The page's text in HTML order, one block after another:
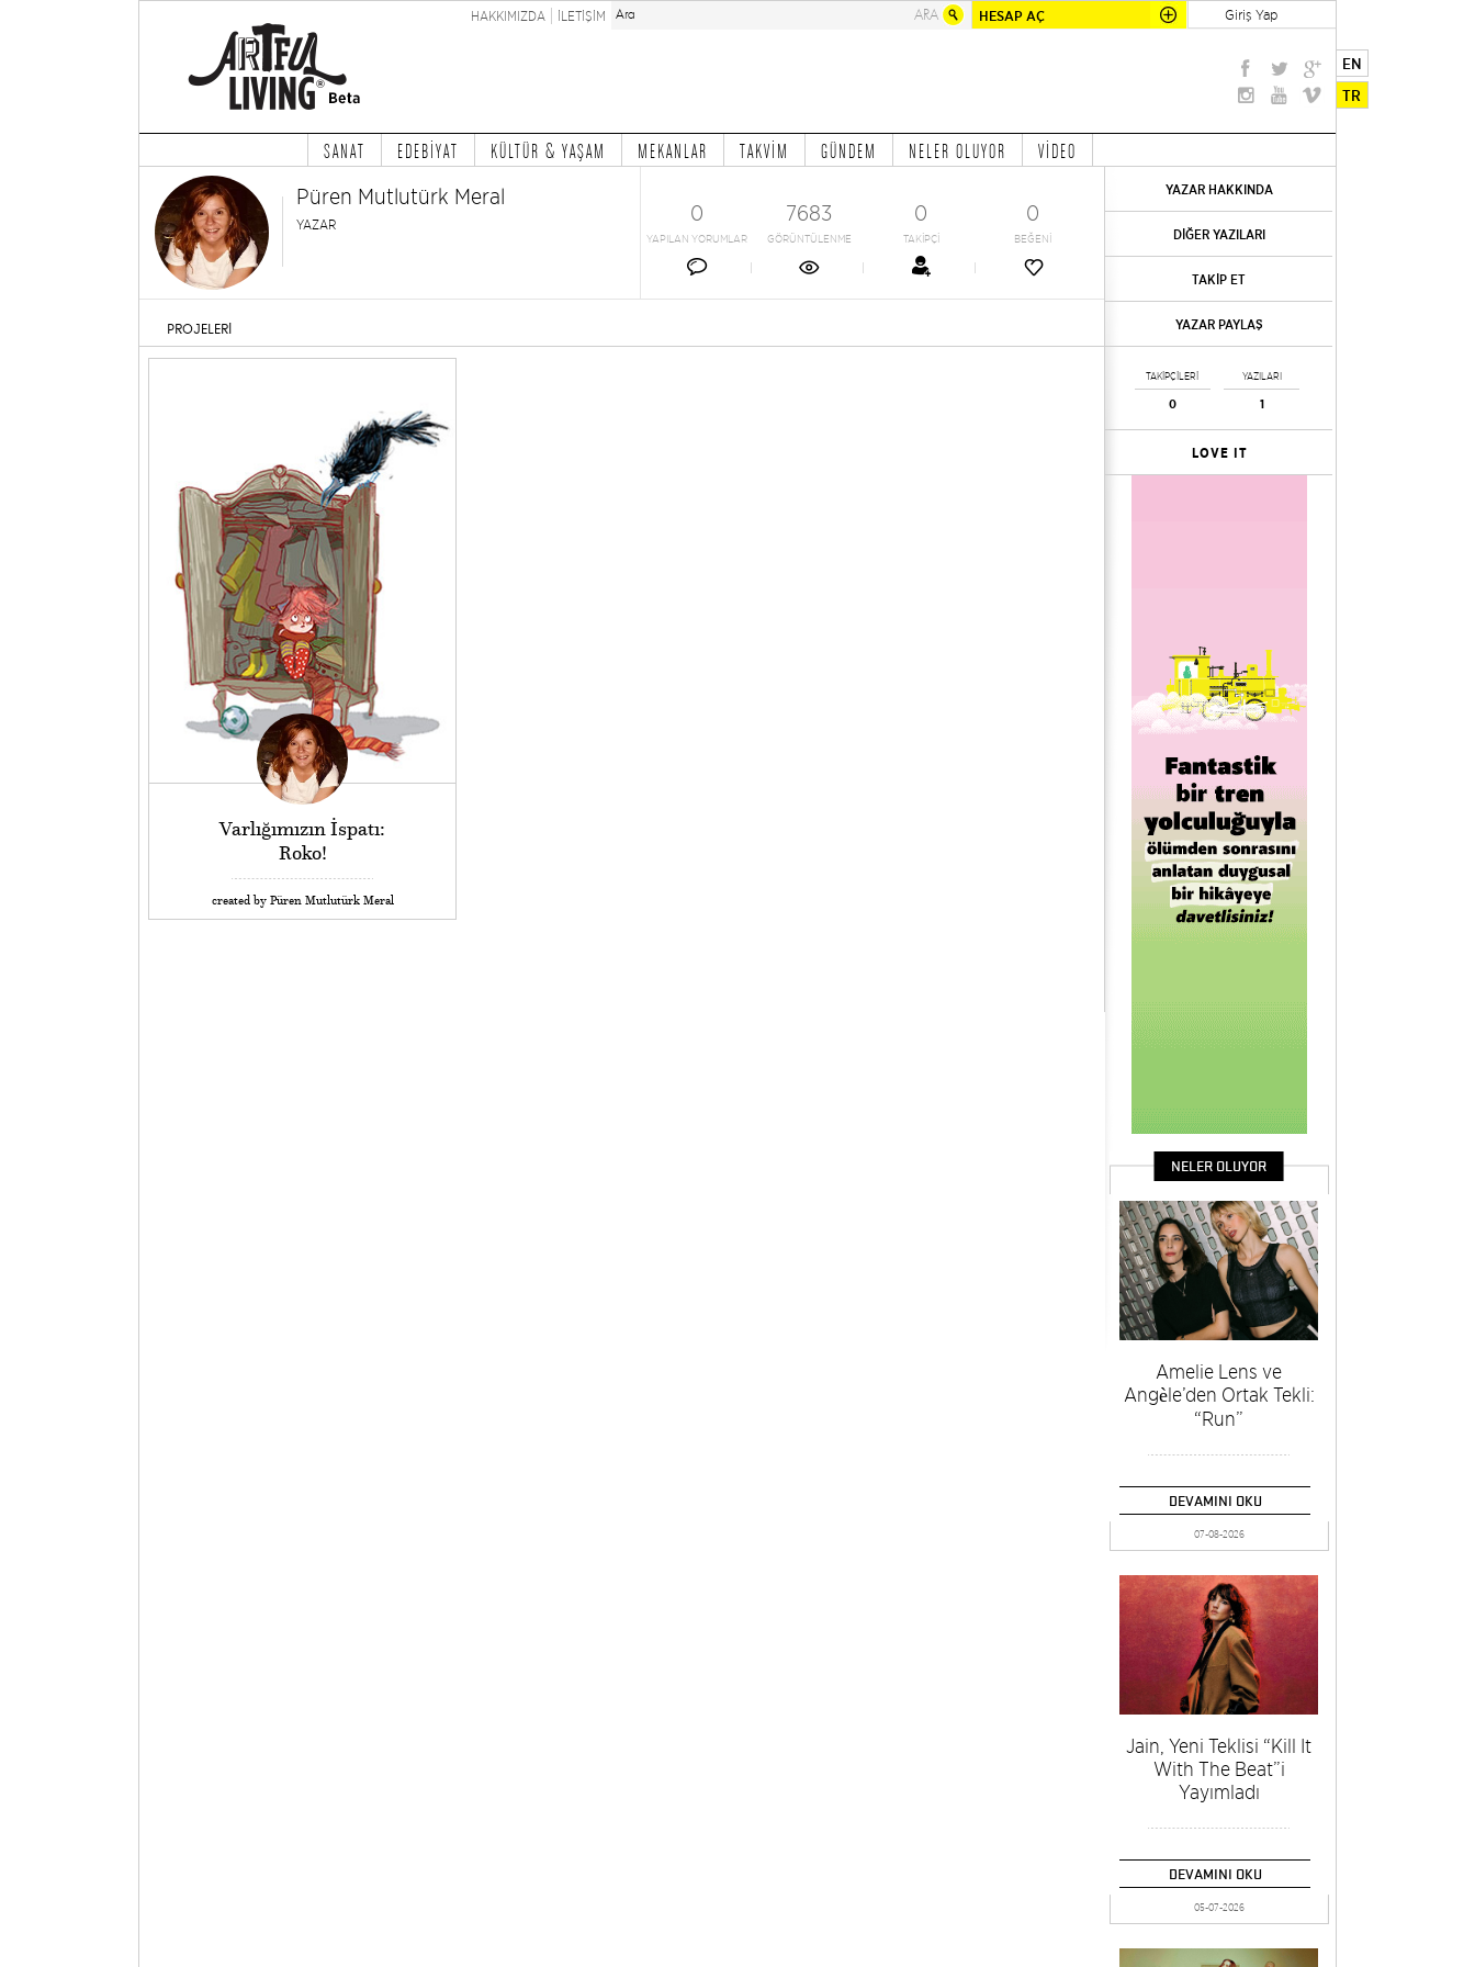
HESAP AÇ Giriş Yap
HAKKIMIZDA İLETİŞİM
EN
TR
SANAT EDEBİYAT KÜLTÜR & YAŞAM MEKANLAR TAKVİM GÜNDEM NELER OLUYOR VİDEO
Püren Mutlutürk Meral
YAZAR 0
YAPILAN YORUMLAR
7683
GÖRÜNTÜLENME
0
TAKİPÇİ
0
BEĞENİ
PROJELERİ
Varlığımızın İspatı:
Roko!
created by Püren Mutlutürk Meral
YAZAR HAKKINDA
DİĞER YAZILARI
TAKİP ET
YAZAR PAYLAŞ
TAKİPÇİLERİ
0
YAZILARI
1
LOVE IT
NELER OLUYOR
Amelie Lens ve
Angèle’den Ortak Tekli:
“Run”
DEVAMINI OKU
07-08-2026
Jain, Yeni Teklisi “Kill It
With The Beat”i
Yayımladı
DEVAMINI OKU
05-07-2026